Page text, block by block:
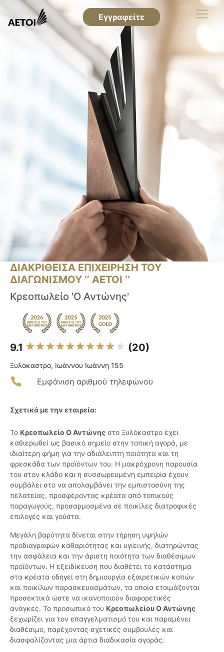
Εγγραφείτε
ΔΙΑΚΡΙΘΕΙΣΑ ΕΠΙΧΕΙΡΗΣΗ ΤΟΥ
ΔΙΑΓΩΝΙΣΜΟΥ ‘’ ΑΕΤΟΙ ‘’
Κρεοπωλείο 'Ο Αντώνης'
9.1 (20)
Ξυλοκαστρο, Ιωάννου Ιωάννη 155
Εμφάνιση αριθμού τηλεφώνου
Σχετικά με την εταιρεία:
Το Κρεοπωλείο Ο Αντώνης στο Ξυλόκαστρο έχει
καθιερωθεί ως βασικό σημείο στην τοπική αγορά, με
ιδιαίτερη φήμη για την αδιάλειπτη ποιότητα και τη
φρεσκάδα των προϊόντων του. Η μακρόχρονη παρουσία
του στον κλάδο και η συσσωρευμένη εμπειρία έχουν
συμβάλει στο να απολαμβάνει την εμπιστοσύνη της
πελατείας, προσφέροντας κρέατα από τοπικούς
παραγωγούς, προσαρμοσμένα σε ποικίλες διατροφικές
επιλογές και γούστα.
Μεγάλη βαρύτητα δίνεται στην τήρηση υψηλών
προδιαγραφών καθαριότητας και υγιεινής, διατηρώντας
την ασφάλεια και την άριστη ποιότητα των διαθέσιμων
προϊόντων. Η εξειδίκευση που διαθέτει το κατάστημα
στα κρέατα οδηγεί στη δημιουργία εξαιρετικών κοπών
και ποικίλων παρασκευασμάτων, τα οποία ετοιμάζονται
προσεκτικά ώστε να ικανοποιούν διαφορετικές
ανάγκες. Το προσωπικό του Κρεοπωλείου Ο Αντώνης
ξεχωρίζει για τον επαγγελματισμό του και παραμένει
διαθέσιμο, παρέχοντας σχετικές συμβουλές και
διασφαλίζοντας μια άρτια διαδικασία αγοράς.